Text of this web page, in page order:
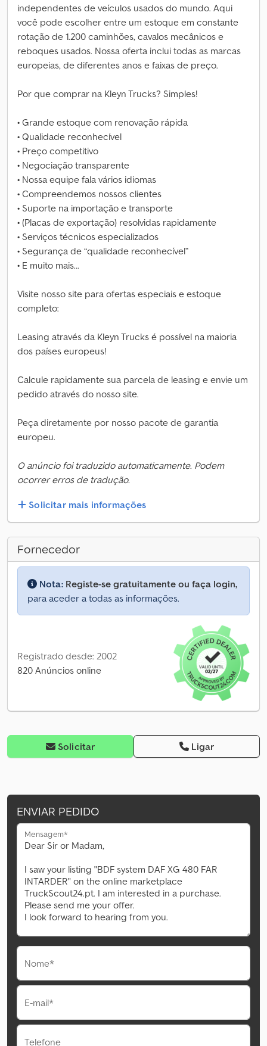
independentes de veículos usados do mundo. Aqui
você pode escolher entre um estoque em constante
rotação de 1.200 caminhões, cavalos mecânicos e
reboques usados. Nossa oferta inclui todas as marcas
europeias, de diferentes anos e faixas de preço.
Por que comprar na Kleyn Trucks? Simples!
• Grande estoque com renovação rápida
• Qualidade reconhecível
• Preço competitivo
• Negociação transparente
• Nossa equipe fala vários idiomas
• Compreendemos nossos clientes
• Suporte na importação e transporte
• (Placas de exportação) resolvidas rapidamente
• Serviços técnicos especializados
• Segurança de “qualidade reconhecível”
• E muito mais...
Visite nosso site para ofertas especiais e estoque
completo:
Leasing através da Kleyn Trucks é possível na maioria
dos países europeus!
Calcule rapidamente sua parcela de leasing e envie um
pedido através do nosso site.
Peça diretamente por nosso pacote de garantia
europeu.
O anúncio foi traduzido automaticamente. Podem
ocorrer erros de tradução.
Solicitar mais informações
Fornecedor
Nota: Registe-se gratuitamente ou faça login,
para aceder a todas as informações.
Registrado desde: 2002
820 Anúncios online
Solicitar Ligar
ENVIAR PEDIDO
Mensagem*
Nome*
E-mail*
Telefone